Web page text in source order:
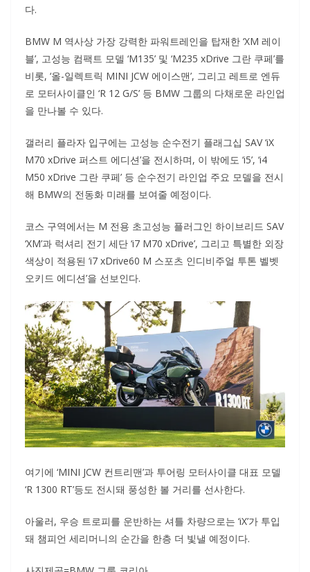
다.
BMW M 역사상 가장 강력한 파워트레인을 탑재한 ‘XM 레이
블’, 고성능 컴팩트 모델 ‘M135’ 및 ‘M235 xDrive 그란 쿠페’를
비롯, ‘올-일렉트릭 MINI JCW 에이스맨’, 그리고 레트로 엔듀
로 모터사이클인 ‘R 12 G/S’ 등 BMW 그룹의 다채로운 라인업
을 만나볼 수 있다.
갤러리 플라자 입구에는 고성능 순수전기 플래그십 SAV ‘iX
M70 xDrive 퍼스트 에디션’을 전시하며, 이 밖에도 ‘i5’, ‘i4
M50 xDrive 그란 쿠페’ 등 순수전기 라인업 주요 모델을 전시
해 BMW의 전동화 미래를 보여줄 예정이다.
코스 구역에서는 M 전용 초고성능 플러그인 하이브리드 SAV
‘XM’과 럭셔리 전기 세단 ‘i7 M70 xDrive’, 그리고 특별한 외장
색상이 적용된 ‘i7 xDrive60 M 스포츠 인디비주얼 투톤 벨벳
오키드 에디션’을 선보인다.
여기에 ‘MINI JCW 컨트리맨’과 투어링 모터사이클 대표 모델
‘R 1300 RT’등도 전시돼 풍성한 볼 거리를 선사한다.
아울러, 우승 트로피를 운반하는 셔틀 차량으로는 ‘iX’가 투입
돼 챔피언 세리머니의 순간을 한층 더 빛낼 예정이다.